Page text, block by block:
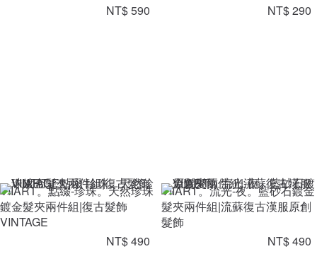
NT$ 590
NT$ 290
VIIART。點綴-珍珠。天然珍珠
鍍金髮夾兩件組|復古髮飾
VINTAGE
NT$ 490
VIIART。流光-夜。藍砂石鍍金
髮夾兩件組|流蘇復古漢服原創
髮飾
NT$ 490